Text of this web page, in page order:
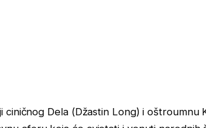
ciničnog Dela (Džastin Long) i oštroumnu